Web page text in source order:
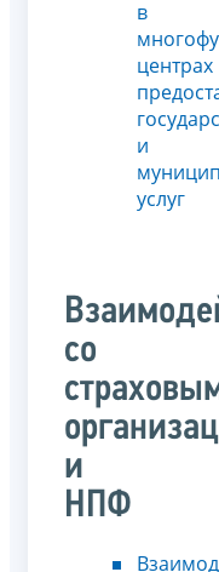
в
центрах
и
услуг
со
и
НПФ